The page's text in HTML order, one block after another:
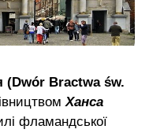
(Dwór Bractwa św.
Ханса
фламандської